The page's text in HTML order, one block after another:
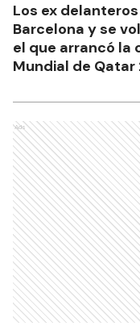
Los ex
Barcelona y se
el que arrancó la
Mundial de Qatar
Ads